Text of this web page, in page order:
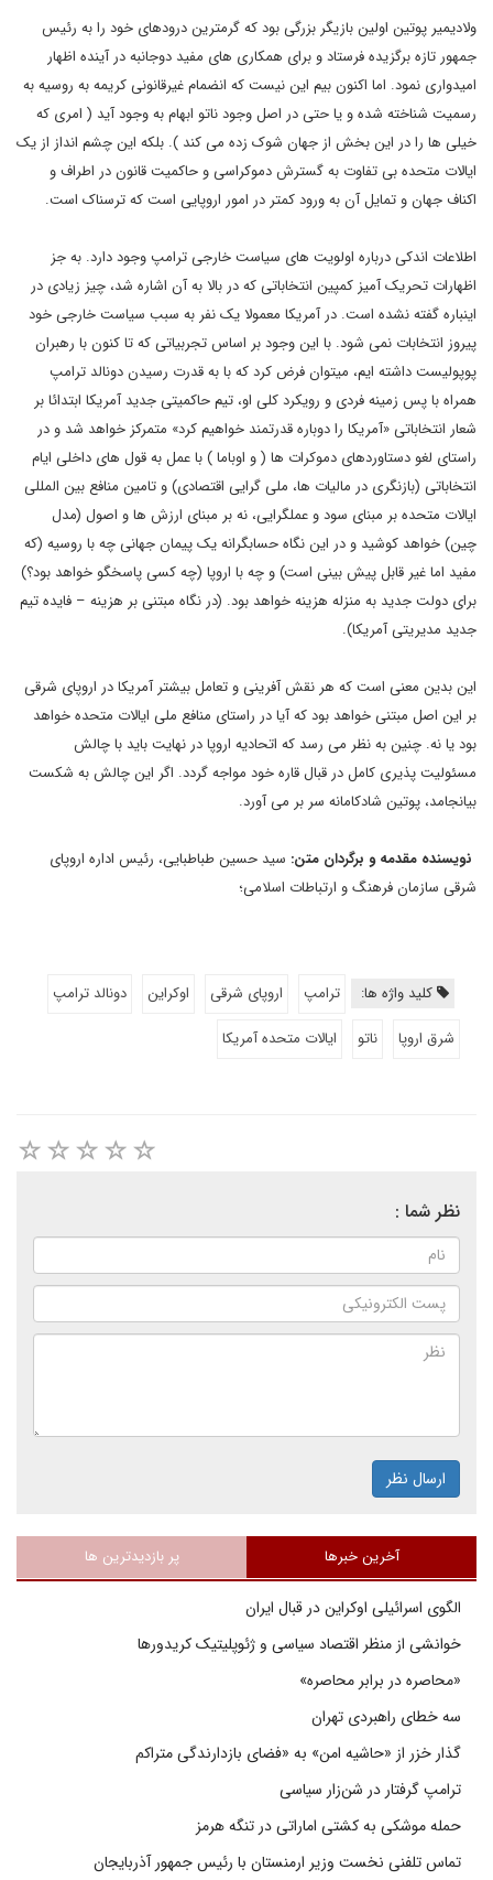
ولادیمیر پوتین اولین بازیگر بزرگی بود که گرمترین درودهای خود را به رئیس
جمهور تازه برگزیده فرستاد و برای همکاری های مفید دوجانبه در آینده اظهار
امیدواری نمود. اما اکنون بیم این نیست که انضمام غیرقانونی کریمه به روسیه به
رسمیت شناخته شده و یا حتی در اصل وجود ناتو ابهام به وجود آید ( امری که
خیلی ها را در این بخش از جهان شوک زده می کند ). بلکه این چشم انداز از یک
ایالات متحده بی تفاوت به گسترش دموکراسی و حاکمیت قانون در اطراف و
اکناف جهان و تمایل آن به ورود کمتر در امور اروپایی است که ترسناک است.
اطلاعات اندکی درباره اولویت های سیاست خارجی ترامپ وجود دارد. به جز
اظهارات تحریک آمیز کمپین انتخاباتی که در بالا به آن اشاره شد، چیز زیادی در
اینباره گفته نشده است. در آمریکا معمولا یک نفر به سبب سیاست خارجی خود
پیروز انتخابات نمی شود. با این وجود بر اساس تجربیاتی که تا کنون با رهبران
پوپولیست داشته ایم، میتوان فرض کرد که با به قدرت رسیدن دونالد ترامپ
همراه با پس زمینه فردی و رویکرد کلی او، تیم حاکمیتی جدید آمریکا ابتدائا بر
شعار انتخاباتی «آمریکا را دوباره قدرتمند خواهیم کرد» متمرکز خواهد شد و در
راستای لغو دستاوردهای دموکرات ها ( و اوباما ) با عمل به قول های داخلی ایام
انتخاباتی (بازنگری در مالیات ها، ملی گرایی اقتصادی) و تامین منافع بین المللی
ایالات متحده بر مبنای سود و عملگرایی، نه بر مبنای ارزش ها و اصول (مدل
چین) خواهد کوشید و در این نگاه حسابگرانه یک پیمان جهانی چه با روسیه (که
مفید اما غیر قابل پیش بینی است) و چه با اروپا (چه کسی پاسخگو خواهد بود؟)
برای دولت جدید به منزله هزینه خواهد بود. (در نگاه مبتنی بر هزینه – فایده تیم
جدید مدیریتی آمریکا).
این بدین معنی است که هر نقش آفرینی و تعامل بیشتر آمریکا در اروپای شرقی
بر این اصل مبتنی خواهد بود که آیا در راستای منافع ملی ایالات متحده خواهد
بود یا نه. چنین به نظر می رسد که اتحادیه اروپا در نهایت باید با چالش
مسئولیت پذیری کامل در قبال قاره خود مواجه گردد. اگر این چالش به شکست
بیانجامد، پوتین شادکامانه سر بر می آورد.
نویسنده مقدمه و برگردان متن: سید حسین طباطبایی، رئیس اداره اروپای
شرقی سازمان فرهنگ و ارتباطات اسلامی؛
کلید واژه ها: ترامپ اروپای شرقی اوکراین
دونالد ترامپ
شرق اروپا
ناتو ایالات متحده آمریکا
نظر شما :
ارسال نظر
آخرین خبرها پر بازدیدترین ها
الگوی اسرائیلی اوکراین در قبال ایران
خوانشی از منظر اقتصاد سیاسی و ژئوپلیتیک کریدورها
«محاصره در برابر محاصره»
سه خطای راهبردی تهران
گذار خزر از «حاشیه امن» به «فضای بازدارندگی متراکم
ترامپ گرفتار در شن‌زار سیاسی
حمله موشکی به کشتی اماراتی در تنگه هرمز
تماس تلفنی نخست وزیر ارمنستان با رئیس جمهور آذربایجان